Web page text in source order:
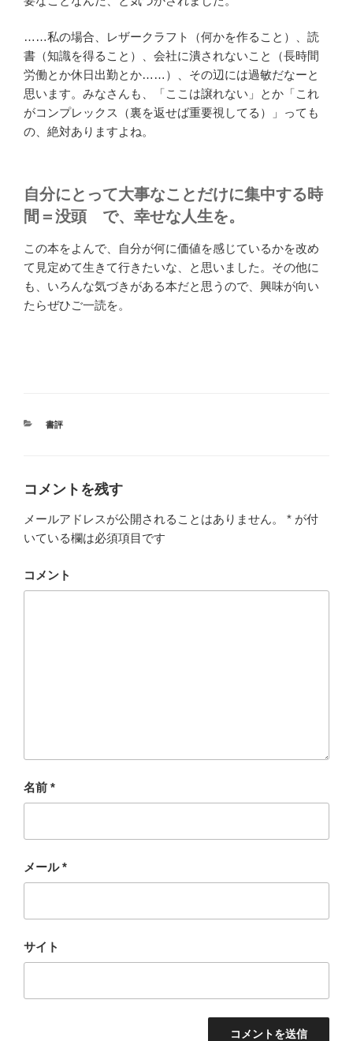
……私の場合、レザークラフト（何かを作ること）、読
書（知識を得ること）、会社に潰されないこと（長時間
労働とか休日出勤とか……）、その辺には過敏だなーと
思います。みなさんも、「ここは譲れない」とか「これ
がコンプレックス（裏を返せば重要視してる）」っても
の、絶対ありますよね。
自分にとって大事なことだけに集中する時
間＝没頭 で、幸せな人生を。
この本をよんで、自分が何に価値を感じているかを改め
て見定めて生きて行きたいな、と思いました。その他に
も、いろんな気づきがある本だと思うので、興味が向い
たらぜひご一読を。
カ
ー
書評
コメントを残す
メールアドレスが公開されることはありません。 * が付
いている欄は必須項目です
コメント
名前 *
メール*
サイト